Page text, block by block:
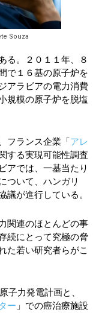
Souza
る。２０１１年、８
で１６基の原子炉を
アラビアの電力消費
規模の原子炉を脱塩
フランス企業「アレ
する実現可能性調査
アでは、一基当たり
ついて、ハンガリ
議が進行している。
関連のほとんどの事
続にとって究極の脅
た若い研究者らがこ
子力発電計画と、
ー 」での癌治療施設